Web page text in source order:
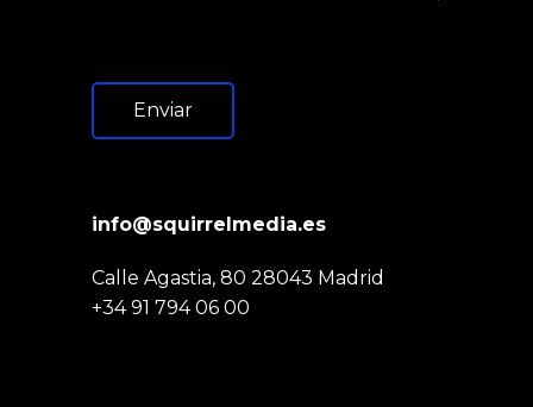
Enviar
info@squirrelmedia.es
Calle Agastia, 80 28043 Madrid
+34 91 794 06 00